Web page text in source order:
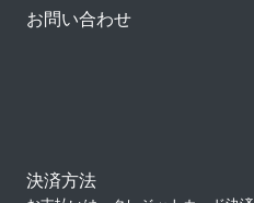
お問い合わせ
決済方法